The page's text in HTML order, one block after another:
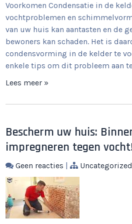
Voorkomen Condensatie in de
vochtproblemen en
van uw huis kan aantasten en de
bewoners kan schaden. Het is
condensvorming in de kelder te
enkele tips om dit probleem aan
Lees meer »
Bescherm uw huis:
impregneren tegen
Geen reacties | Uncategorized